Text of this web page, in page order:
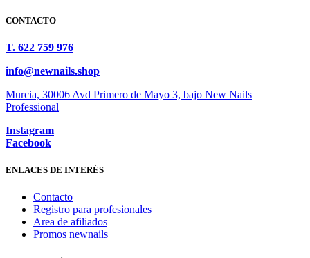
CONTACTO
T. 622 759 976
info@newnails.shop
Murcia, 30006 Avd Primero de Mayo 3, bajo New Nails
Professional
Instagram
Facebook
ENLACES DE INTERÉS
Contacto
Registro para profesionales
Area de afiliados
Promos newnails